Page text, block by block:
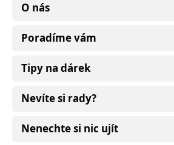
O nás
Poradíme vám
Tipy na dárek
Nevíte si rady?
Nenechte si nic ujít